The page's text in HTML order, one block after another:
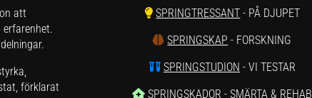
att
förklarat
SPRINGTRESSANT - PÅ DJUPET
SPRINGSKAP - FORSKNING
SPRINGSTUDION - VI TESTAR
SPRINGSKADOR - SMÄRTA & REHAB